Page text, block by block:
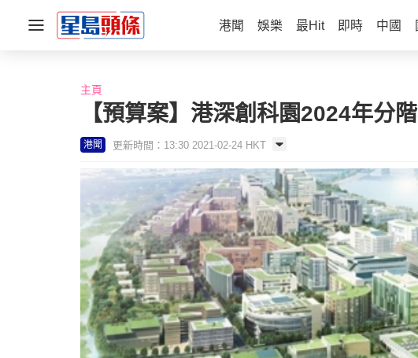
港聞 娛樂 最Hit 即時 中國
主頁
【預算案】港深創科園2024年分
港聞 更新時間：13:30 2021-02-24 HKT